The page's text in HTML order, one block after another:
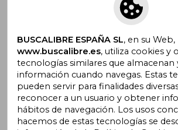
Suscríbete para recibir ofertas
promociones
¿Necesitas ayuda?
Ir a Centro de Soporte
BUSCALIBRE ESPAÑA SL, en su Web,
www.buscalibre.es, utiliza cookies y
tecnologías similares que almacenan
información cuando navegas. Estas
pueden servir para finalidades
reconocer a un usuario y obtener
hábitos de navegación. Los usos
hacemos de estas tecnologías se